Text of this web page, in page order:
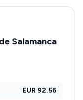
Salamanca
EUR 92.56